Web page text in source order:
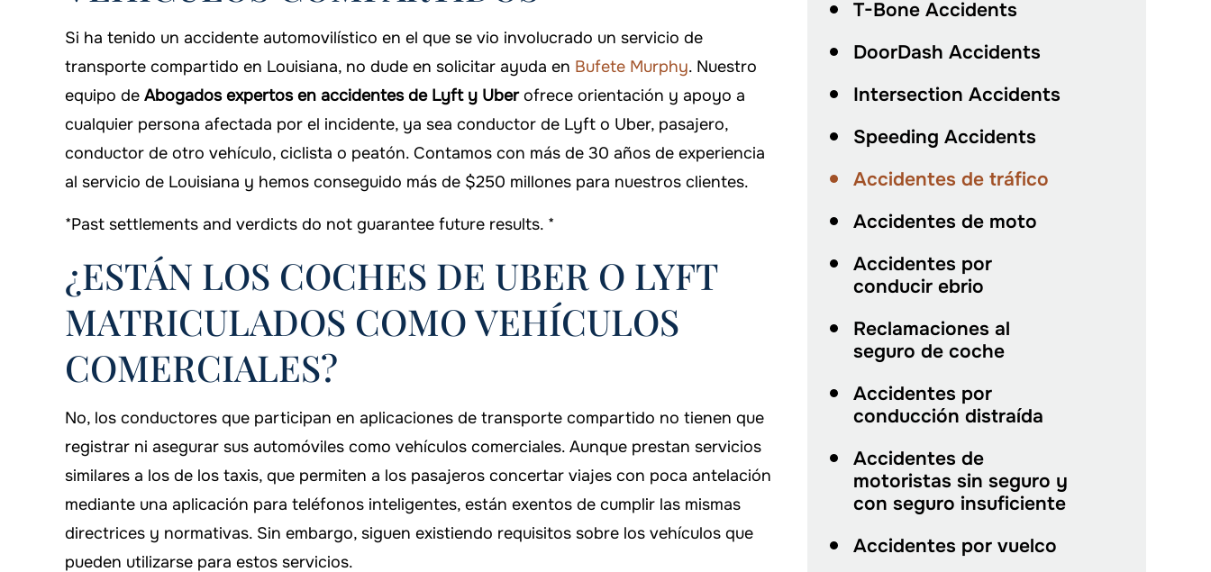
Si ha tenido un accidente automovilístico en el que se vio involucrado un servicio de
transporte compartido en Louisiana, no dude en solicitar ayuda en Bufete Murphy. Nuestro
equipo de Abogados expertos en accidentes de Lyft y Uberofrece orientación y apoyo a
cualquier persona afectada por el incidente, ya sea conductor de Lyft o Uber, pasajero,
conductor de otro vehículo, ciclista o peatón. Contamos con más de 30 años de experiencia
al servicio de Louisiana y hemos conseguido más de $250 millones para nuestros clientes.
*Past settlements and verdicts do not guarantee future results. *
¿ESTÁN LOS COCHES DE UBER O LYFT
MATRICULADOS COMO VEHÍCULOS
COMERCIALES?
No, los conductores que participan en aplicaciones de transporte compartido no tienen que
registrar ni asegurar sus automóviles como vehículos comerciales. Aunque prestan servicios
similares a los de los taxis, que permiten a los pasajeros concertar viajes con poca antelación
mediante una aplicación para teléfonos inteligentes, están exentos de cumplir las mismas
directrices y normativas. Sin embargo, siguen existiendo requisitos sobre los vehículos que
pueden utilizarse para estos servicios.
T-Bone Accidents
DoorDash Accidents
Intersection Accidents
Speeding Accidents
Accidentes de tráfico
Accidentes de moto
Accidentes por
conducir ebrio
Reclamaciones al
seguro de coche
Accidentes por
conducción distraída
Accidentes de
motoristas sin seguro y
con seguro insuficiente
Accidentes por vuelco